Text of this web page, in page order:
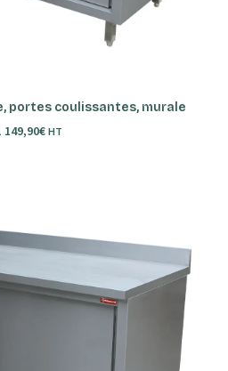
AU PANIER
portes coulissantes, murale
149,90€ HT